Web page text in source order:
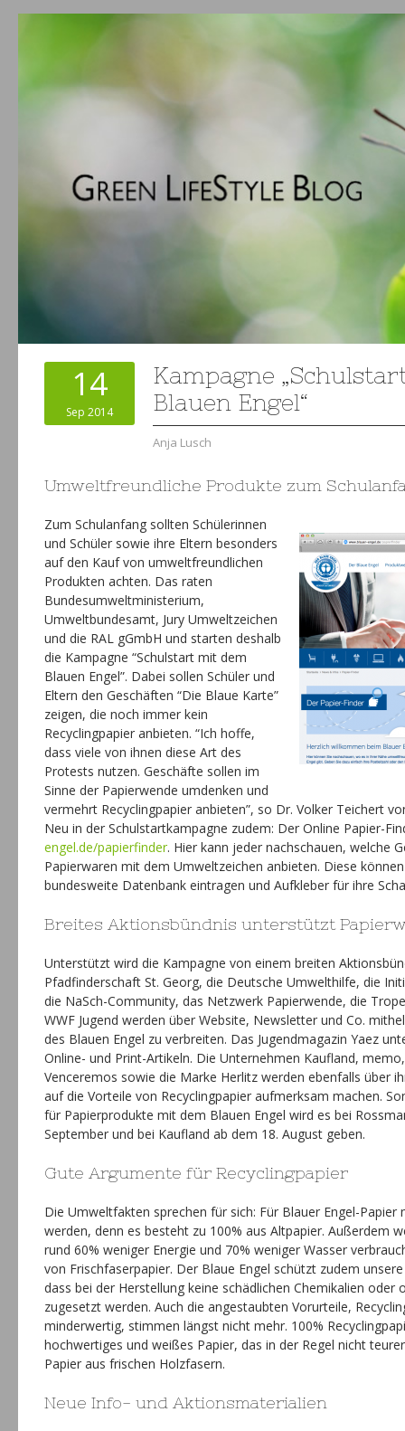
14
Sep 2014
Kampagne
Blauen Engel“
Anja Lusch
Umweltfreundliche Produkte zum
Zum Schulanfang sollten Schülerinnen
und Schüler sowie ihre Eltern besonders
auf den Kauf von umweltfreundlichen
Produkten achten. Das raten
Bundesumweltministerium,
Umweltbundesamt, Jury Umweltzeichen
und die RAL gGmbH und starten deshalb
die Kampagne “Schulstart mit dem
Blauen Engel”. Dabei sollen Schüler und
Eltern den Geschäften “Die Blaue Karte”
zeigen, die noch immer kein
Recyclingpapier anbieten. “Ich hoffe,
dass viele von ihnen diese Art des
Protests nutzen. Geschäfte sollen im
Sinne der Papierwende umdenken und
vermehrt Recyclingpapier anbieten”, so Dr. Volker Teichert
Neu in der Schulstartkampagne zudem: Der Online Papier-
engel.de/papierfinder. Hier kann jeder nachschauen, welche
Papierwaren mit dem Umweltzeichen anbieten. Diese
bundesweite Datenbank eintragen und Aufkleber für ihre
Breites Aktionsbündnis unterstützt
Unterstützt wird die Kampagne von einem breiten
Pfadfinderschaft St. Georg, die Deutsche Umwelthilfe, die
die NaSch-Community, das Netzwerk Papierwende, die
WWF Jugend werden über Website, Newsletter und Co.
des Blauen Engel zu verbreiten. Das Jugendmagazin Yaez
Online- und Print-Artikeln. Die Unternehmen Kaufland,
Venceremos sowie die Marke Herlitz werden ebenfalls über
auf die Vorteile von Recyclingpapier aufmerksam machen.
für Papierprodukte mit dem Blauen Engel wird es bei
September und bei Kaufland ab dem 18. August geben.
Gute Argumente für Recyclingpapier
Die Umweltfakten sprechen für sich: Für Blauer Engel-
werden, denn es besteht zu 100% aus Altpapier. Außerdem
rund 60% weniger Energie und 70% weniger Wasser
von Frischfaserpapier. Der Blaue Engel schützt zudem
dass bei der Herstellung keine schädlichen Chemikalien oder
zugesetzt werden. Auch die angestaubten Vorurteile,
minderwertig, stimmen längst nicht mehr. 100%
hochwertiges und weißes Papier, das in der Regel nicht
Papier aus frischen Holzfasern.
Neue Info- und Aktionsmaterialien